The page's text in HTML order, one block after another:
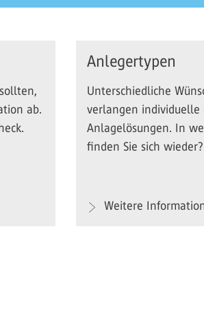
ab.
Anlegertypen
Unterschiedliche
verlangen individuelle
Anlagelösungen. In
finden Sie sich wieder?
Weitere